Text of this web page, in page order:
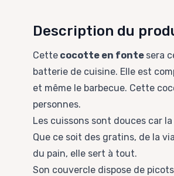
Description du
Cette cocotte en fonte sera
batterie de cuisine. Elle est
et même le barbecue. Cette
personnes.
Les cuissons sont douces car
Que ce soit des gratins, de la
du pain, elle sert à tout.
Son couvercle dispose de